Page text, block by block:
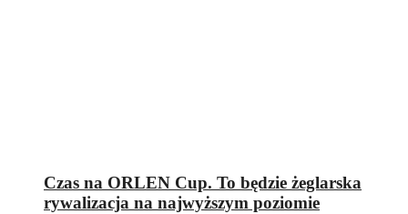
Czas na ORLEN Cup. To będzie żeglarska
rywalizacja na najwyższym poziomie